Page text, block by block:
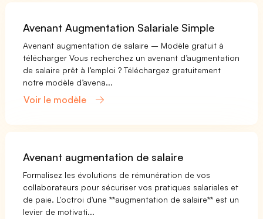
Avenant Augmentation Salariale Simple
Avenant augmentation de salaire – Modèle gratuit à
télécharger Vous recherchez un avenant d’augmentation
de salaire prêt à l’emploi ? Téléchargez gratuitement
notre modèle d’avena...
Voir le modèle
Avenant augmentation de salaire
Formalisez les évolutions de rémunération de vos
collaborateurs pour sécuriser vos pratiques salariales et
de paie. L'octroi d'une **augmentation de salaire** est un
levier de motivati...